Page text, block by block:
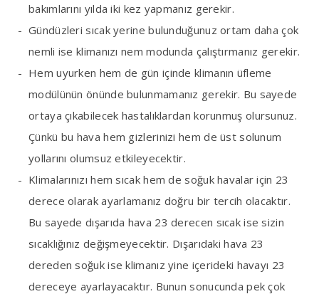
bakımlarını yılda iki kez yapmanız gerekir.
Gündüzleri sıcak yerine bulunduğunuz ortam daha çok
nemli ise klimanızı nem modunda çalıştırmanız gerekir.
Hem uyurken hem de gün içinde klimanın üfleme
modülünün önünde bulunmamanız gerekir. Bu sayede
ortaya çıkabilecek hastalıklardan korunmuş olursunuz.
Çünkü bu hava hem gizlerinizi hem de üst solunum
yollarını olumsuz etkileyecektir.
Klimalarınızı hem sıcak hem de soğuk havalar için 23
derece olarak ayarlamanız doğru bir tercih olacaktır.
Bu sayede dışarıda hava 23 derecen sıcak ise sizin
sıcaklığınız değişmeyecektir. Dışarıdaki hava 23
dereden soğuk ise klimanız yine içerideki havayı 23
dereceye ayarlayacaktır. Bunun sonucunda pek çok